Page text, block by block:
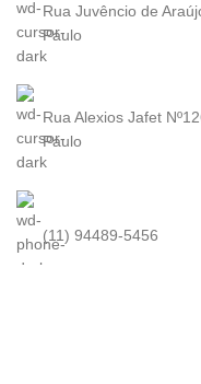
Rua Juvêncio de
Paulo
Rua Alexios Jafet
Paulo
(11) 94489-5456